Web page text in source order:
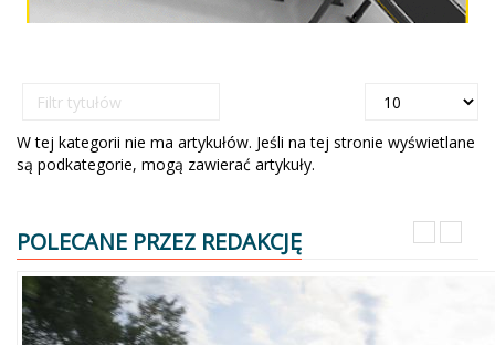
Filtr
tytułów
Pokaż
W tej kategorii nie ma artykułów. Jeśli na tej stronie wyświetlane
są podkategorie, mogą zawierać artykuły.
POLECANE PRZEZ REDAKCJĘ